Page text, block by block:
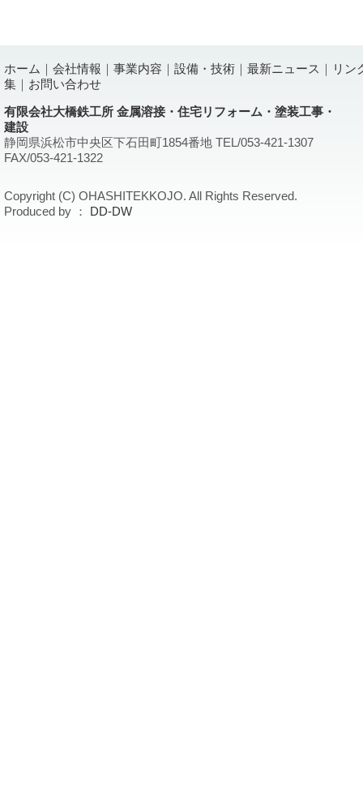
ホーム 会社情報 事業内容 設備・技術 最新ニュース
リン
集
お問い合わせ
有限会社大橋鉄工所 金属溶接・住宅リフォーム・塗装工事・
建設
静岡県浜松市中央区下石田町1854番地 TEL/053-421-1307
FAX/053-421-1322
Copyright (C) OHASHITEKKOJO. All Rights Reserved.
Produced by ：
DD-DW